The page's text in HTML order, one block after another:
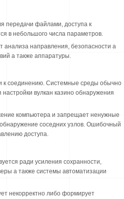
передачи файлами, доступа к
в небольшого числа параметров.
анализа направления, безопасности а
а также аппаратуры.
к соединению. Системные среды обычно
вулкан казино обнаружения
компьютера и запрещает ненужные
соседних узлов. Ошибочный
доступа.
ради усиления сохранности,
а также системы автоматизации
некорректно либо формирует